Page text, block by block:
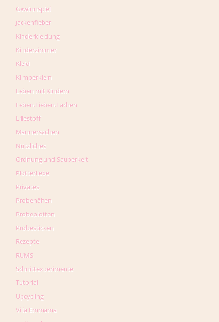
Gewinnspiel
Jackenfieber
Kinderkleidung
Kinderzimmer
Kleid
Klimperklein
Leben mit Kindern
Leben.Lieben.Lachen
Lillestoff
Männersachen
Nützliches
Ordnung und Sauberkeit
Plotterliebe
Privates
Probenähen
Probeplotten
Probesticken
Rezepte
RUMS
Schnittexperimente
Tutorial
Upcycling
Villa Emmama